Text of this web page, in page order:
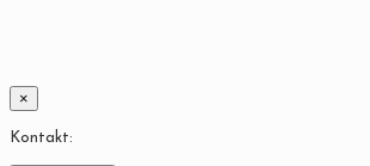
×
Kontakt: